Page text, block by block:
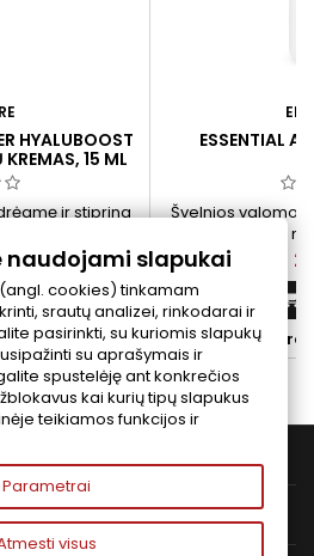
HYALUBOOST
15 ML
ir stiprina
sumažinti
paburkimą,
ESSENTIAL
Švelnios
kasdieniam
pašalina
makiažo
įskaitant jautrią ir
laikantis




naudojami slapukai
cookies) tinkamam
srautų analizei, rinkodarai ir
pasirinkti, su kuriomis slapukų
su aprašymais ir
spustelėję ant konkrečios
kai kurių tipų slapukus
teikiamos funkcijos ir
Parametrai
visus